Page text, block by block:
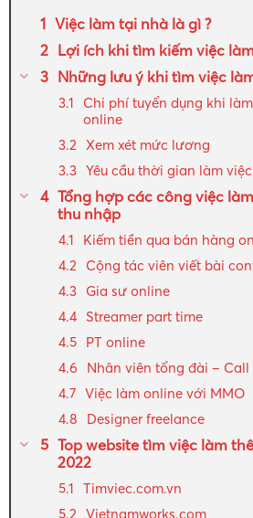
Việc làm tại nhà là gì ?
Lợi ích khi tìm kiếm việc
Những lưu ý khi tìm việc
Chi phí tuyển dụng khi
online
Xem xét mức lương
Yêu cầu thời gian làm
Tổng hợp các công việc
thu nhập
Kiếm tiền qua bán hàng
Cộng tác viên viết bài
Gia sư online
Streamer part time
PT online
Nhân viên tổng đài – Call
Việc làm online với MMO
Designer freelance
Top website tìm việc làm
2022
Timviec.com.vn
Vietnamworks.com